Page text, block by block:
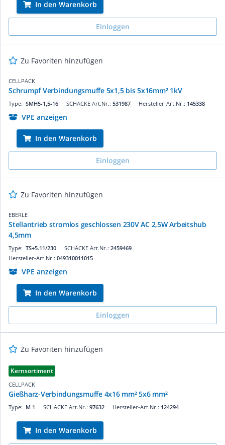
In den Warenkorb
Einloggen
Zu Favoriten hinzufügen
CELLPACK
Schrumpf Verbindungsmuffe 5x1,5 bis 5x16mm² 1kV
SCHÄCKE Art.Nr.: 531987
Type: SMH5-1,5-16 Hersteller-Art.Nr.: 145338
VPE anzeigen
In den Warenkorb
Einloggen
Zu Favoriten hinzufügen
EBERLE
Stellantrieb stromlos geschlossen 230V AC 2,5W Arbeitshub
4,5mm
SCHÄCKE Art.Nr.: 2459469
Type: TS+5.11/230
Hersteller-Art.Nr.: 049310011015
VPE anzeigen
In den Warenkorb
Einloggen
Zu Favoriten hinzufügen
Kernsortiment
CELLPACK
Gießharz-Verbindungsmuffe 4x16 mm² 5x6 mm²
SCHÄCKE Art.Nr.: 97632
Type: M 1 Hersteller-Art.Nr.: 124294
In den Warenkorb